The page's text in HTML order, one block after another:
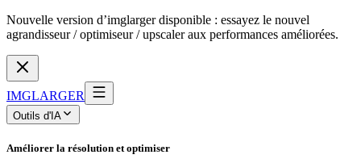
Nouvelle version d’imglarger disponible : essayez le nouvel
agrandisseur / optimiseur / upscaler aux performances améliorées.
IMGLARGER
Outils d'IA
Améliorer la résolution et optimiser